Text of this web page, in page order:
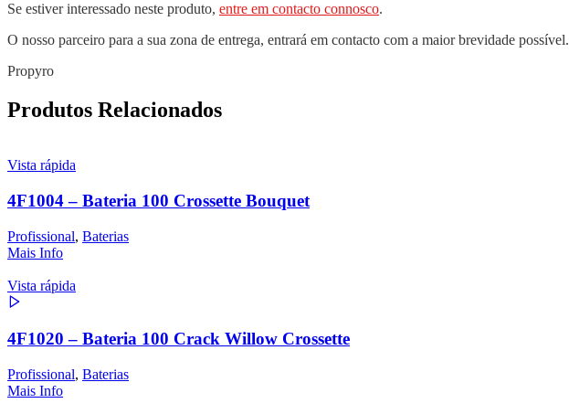
Se estiver interessado neste produto, entre em contacto connosco.
O nosso parceiro para a sua zona de entrega, entrará em contacto com a maior brevidade possível.
Propyro
Produtos Relacionados
Vista rápida
4F1004 – Bateria 100 Crossette Bouquet
Profissional, Baterias
Mais Info
Vista rápida
4F1020 – Bateria 100 Crack Willow Crossette
Profissional, Baterias
Mais Info